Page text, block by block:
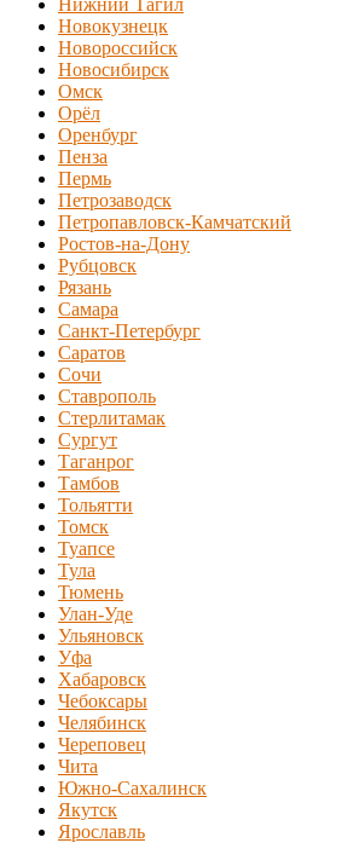
Новокузнецк
Новороссийск
Новосибирск
Омск
Орёл
Оренбург
Пенза
Пермь
Петрозаводск
Петропавловск-Камчатский
Ростов-на-Дону
Рубцовск
Рязань
Самара
Санкт-Петербург
Саратов
Сочи
Ставрополь
Стерлитамак
Сургут
Таганрог
Тамбов
Тольятти
Томск
Туапсе
Тула
Тюмень
Улан-Уде
Ульяновск
Уфа
Хабаровск
Чебоксары
Челябинск
Череповец
Чита
Южно-Сахалинск
Якутск
Ярославль